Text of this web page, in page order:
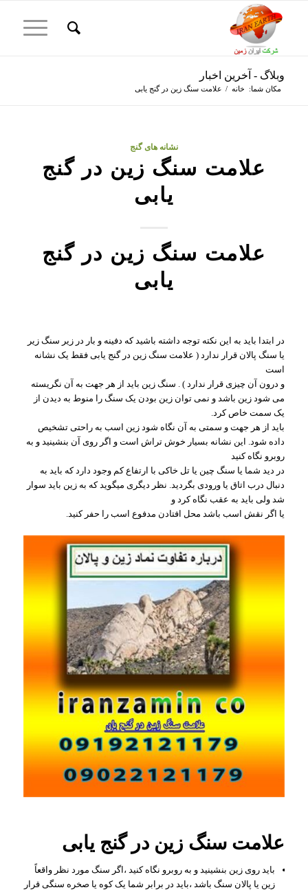
وبلاگ - آخرین اخبار
مکان شما: خانه / علامت سنگ زین در گنج یابی
نشانه های گنج
علامت سنگ زین در گنج
یابی
علامت سنگ زین در گنج
یابی
در ابتدا باید به این نکته توجه داشته باشید که دفینه و بار در زیر سنگ زیر
یا سنگ پالان قرار ندارد ( علامت سنگ زین در گنج یابی فقط یک نشانه
است
و درون آن چیزی قرار ندارد ) . سنگ زین باید از هر جهت به آن نگریسته
می شود زین باشد و نمی توان زین بودن یک سنگ را منوط به دیدن از
یک سمت خاص کرد.
باید از هر جهت و سمتی به آن نگاه شود زین اسب به راحتی تشخیص
داده شود. این نشانه بسیار خوش تراش است و اگر روی آن بنشینید و به
روبرو نگاه کنید
در دید شما یا سنگ چین یا تل خاکی با ارتفاع کم وجود دارد که باید به
دنبال درب اتاق یا ورودی بگردید. نظر دیگری میگوید که به زین باید سوار
شد ولی باید به عقب نگاه کرد و
یا اگر نقش اسب باشد محل افتادن مدفوع اسب را حفر کنید.
علامت سنگ زین در گنج یابی
باید روی زین بنشینید و به روبرو نگاه کنید ،اگر سنگ مورد نظر واقعاً
زین یا پالان سنگ باشد ،باید در برابر شما یک کوه یا صخره سنگی قرار